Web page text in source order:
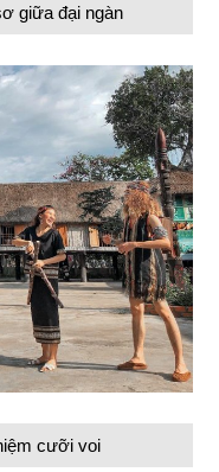
giữa đại ngàn
cưỡi voi